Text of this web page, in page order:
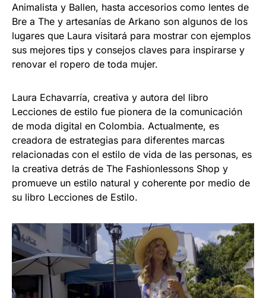
Animalista y Ballen, hasta accesorios como lentes de
Bre a The y artesanías de Arkano son algunos de los
lugares que Laura visitará para mostrar con ejemplos
sus mejores tips y consejos claves para inspirarse y
renovar el ropero de toda mujer.
Laura Echavarría, creativa y autora del libro
Lecciones de estilo fue pionera de la comunicación
de moda digital en Colombia. Actualmente, es
creadora de estrategias para diferentes marcas
relacionadas con el estilo de vida de las personas, es
la creativa detrás de The Fashionlessons Shop y
promueve un estilo natural y coherente por medio de
su libro Lecciones de Estilo.